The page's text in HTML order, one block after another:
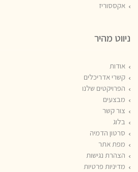
אקססוריז
ניווט מהיר
אודות
קשרי אדריכלים
הפרויקטים שלנו
מבצעים
צור קשר
בלוג
סרטון הדמיה
מפת אתר
הצהרת נגישות
מדיניות פרטיות